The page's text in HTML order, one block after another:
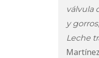
válvula
y
Leche